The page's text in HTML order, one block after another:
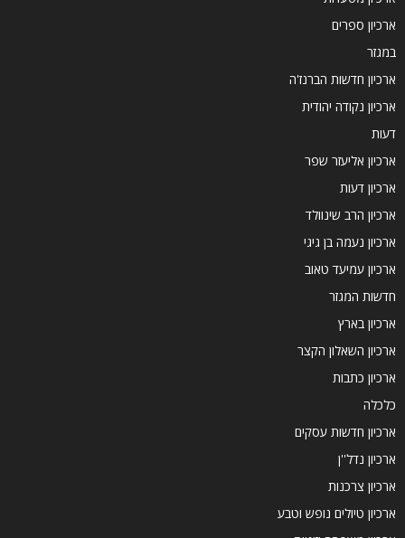
ארכיון ספרים
במגזר
ארכיון חדשות הברנז'ה
ארכיון נקודה יהודית
דעות
ארכיון אליעזר שפר
ארכיון דעות
ארכיון הרב שינוולד
ארכיון נעמה בן גיגי
ארכיון עמיעד טאוב
חדשות המגזר
ארכיון בארץ
ארכיון השאלון הקצר
ארכיון כתבות
כלכלה
ארכיון חדשות עסקים
ארכיון נדל''ן
ארכיון צרכנות
ארכיון טיולים נופש וטבע